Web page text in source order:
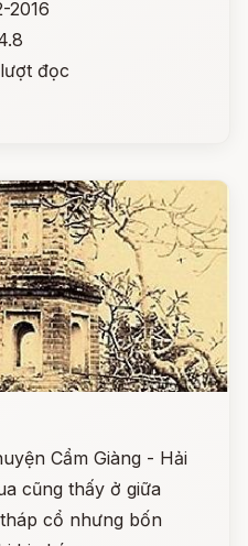
2016
đọc
Cẩm Giàng - Hải
cũng thấy ở giữa
cổ nhưng bốn